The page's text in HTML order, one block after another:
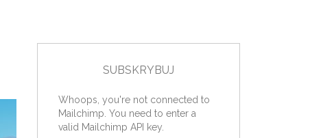
SUBSKRYBUJ
Whoops, you're not connected to
Mailchimp. You need to enter a
valid Mailchimp API key.